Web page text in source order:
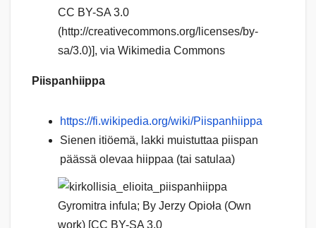
CC BY-SA 3.0
(http://creativecommons.org/licenses/by-
sa/3.0)], via Wikimedia Commons
Piispanhiippa
https://fi.wikipedia.org/wiki/Piispanhiippa
Sienen itiöemä, lakki muistuttaa piispan
päässä olevaa hiippaa (tai satulaa)
Gyromitra infula; By Jerzy Opioła (Own
work) [CC BY-SA 3.0